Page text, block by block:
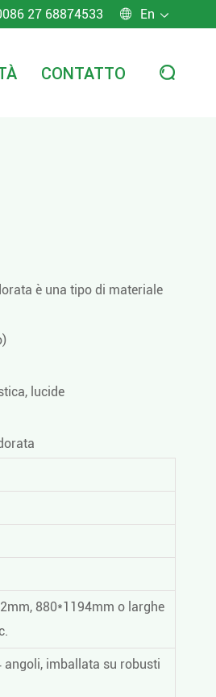
27 68874533  En 
CONTATTO 
è una tipo di materiale
lucide
880*1194mm o larghe
angoli, imballata su robusti